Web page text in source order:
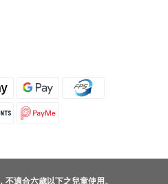
適合六歲以下之兒童使用。